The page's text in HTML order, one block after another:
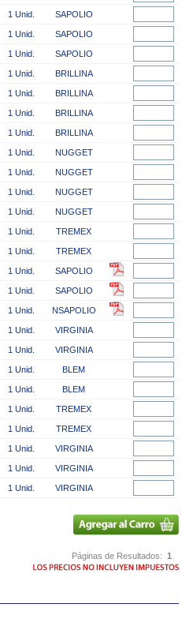
1 Unid. SAPOLIO
1 Unid. SAPOLIO
1 Unid. SAPOLIO
1 Unid. BRILLINA
1 Unid. BRILLINA
1 Unid. BRILLINA
1 Unid. BRILLINA
1 Unid. NUGGET
1 Unid. NUGGET
1 Unid. NUGGET
1 Unid. NUGGET
1 Unid. TREMEX
1 Unid. TREMEX
1 Unid. SAPOLIO
1 Unid. SAPOLIO
1 Unid. NSAPOLIO
1 Unid. VIRGINIA
1 Unid. VIRGINIA
1 Unid. BLEM
1 Unid. BLEM
1 Unid. TREMEX
1 Unid. TREMEX
1 Unid. VIRGINIA
1 Unid. VIRGINIA
1 Unid. VIRGINIA
Páginas de Resultados: 1